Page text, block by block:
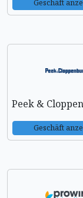
Geschäft
Peek &
Geschäft